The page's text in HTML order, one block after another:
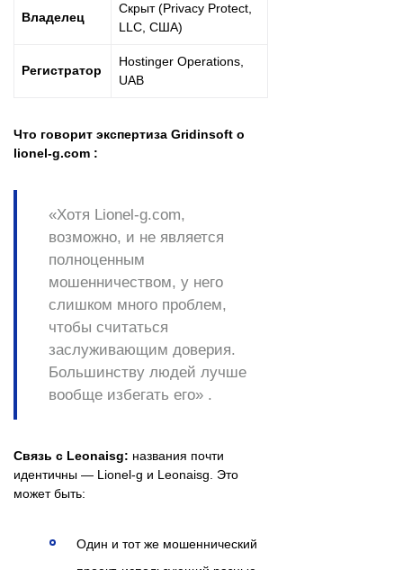
Владелец
Скрыт (Privacy Protect,
LLC, США)
Регистратор
Hostinger Operations,
UAB
Что говорит экспертиза Gridinsoft о
lionel-g.com :
«Хотя Lionel-g.com,
возможно, и не является
полноценным
мошенничеством, у него
слишком много проблем,
чтобы считаться
заслуживающим доверия.
Большинству людей лучше
вообще избегать его» .
Связь с Leonaisg: названия почти
идентичны — Lionel-g и Leonaisg. Это
может быть:
Один и тот же мошеннический